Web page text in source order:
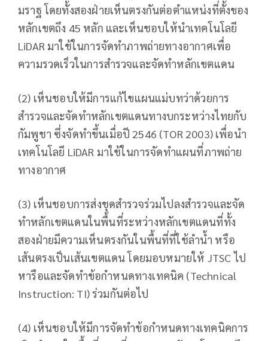
มราฐ โดยทั้งสองฝ่ายเห็นตรงกันต่อตำแหน่งที่ตั้งของ
หลักเขตถึง 45 หลัก และเห็นชอบให้นำเทคโนโลยี
LiDAR มาใช้ในการจัดทำภาพถ่ายทางอากาศเพื่อ
ความรวดเร็วในการสำรวจและจัดทำหลักเขตแดน
(2) เห็นชอบให้มีการแก้ไขแผนแม่บทว่าด้วยการ
สำรวจและจัดทำหลักเขตแดนทางบกระหว่างไทยกับ
กัมพูชา ซึ่งจัดทำขึ้นเมื่อปี 2546 (TOR 2003) เพื่อนำ
เทคโนโลยี LiDAR มาใช้ในการจัดทำแผนที่ภาพถ่าย
ทางอากาศ
(3) เห็นชอบการส่งชุดสำรวจร่วมไปลงสำรวจและจัด
ทำหลักเขตแดนในพื้นที่ระหว่างหลักเขตแดนที่ทั้ง
สองฝ่ายมีความเห็นตรงกันในพื้นที่ที่ใช้ลำน้ำ หรือ
เส้นตรงเป็นเส้นเขตแดน โดยมอบหมายให้ JTSC ไป
หารือและจัดทำข้อกำหนดทางเทคนิค (Technical
Instruction: TI) ร่วมกันต่อไป
(4) เห็นชอบให้มีการจัดทำข้อกำหนดทางเทคนิคการ